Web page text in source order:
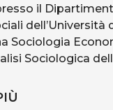
il
dell’Università
Sociologia
Sociologica